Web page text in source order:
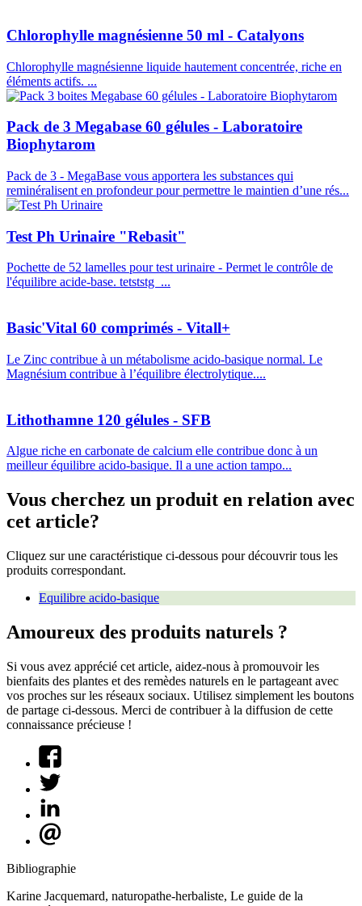
Chlorophylle magnésienne 50 ml - Catalyons
Chlorophylle magnésienne liquide hautement concentrée, riche en
éléments actifs. ...
Pack de 3 Megabase 60 gélules - Laboratoire
Biophytarom
Pack de 3 - MegaBase vous apportera les substances qui
reminéralisent en profondeur pour permettre le maintien d’une rés...
Test Ph Urinaire "Rebasit"
Pochette de 52 lamelles pour test urinaire - Permet le contrôle de
l'équilibre acide-base. tetststg ...
Basic'Vital 60 comprimés - Vitall+
Le Zinc contribue à un métabolisme acido-basique normal. Le
Magnésium contribue à l’équilibre électrolytique....
Lithothamne 120 gélules - SFB
Algue riche en carbonate de calcium elle contribue donc à un
meilleur équilibre acido-basique. Il a une action tampo...
Vous cherchez un produit en relation avec
cet article?
Cliquez sur une caractéristique ci-dessous pour découvrir tous les
produits correspondant.
Equilibre acido-basique
Amoureux des produits naturels ?
Si vous avez apprécié cet article, aidez-nous à promouvoir les
bienfaits des plantes et des remèdes naturels en le partageant avec
vos proches sur les réseaux sociaux. Utilisez simplement les boutons
de partage ci-dessous. Merci de contribuer à la diffusion de cette
connaissance précieuse !
Bibliographie
Karine Jacquemard, naturopathe-herbaliste, Le guide de la